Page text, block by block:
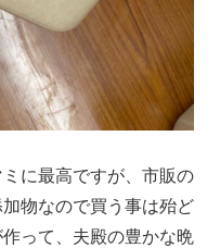
に最高ですが、市販の
物なので買う事は殆ど
って、夫殿の豊かな晩